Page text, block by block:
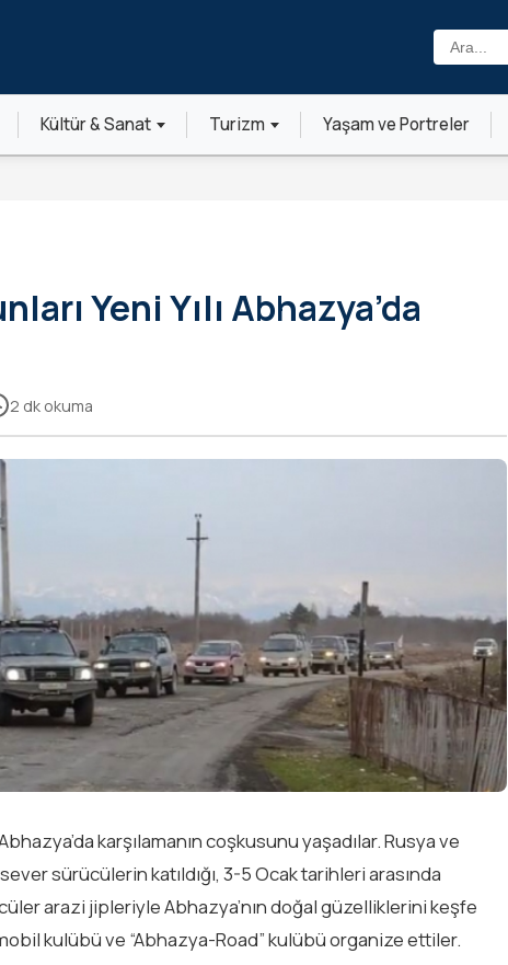
Ara:
Kültür & Sanat Turizm Yaşam ve Portreler
Yeni Yılı Abhazya’da
2 dk okuma
karşılamanın coşkusunu yaşadılar. Rusya ve
sürücülerin katıldığı, 3-5 Ocak tarihleri arasında
arazi jipleriyle Abhazya’nın doğal güzelliklerini keşfe
kulübü ve “Abhazya-Road” kulübü organize ettiler.